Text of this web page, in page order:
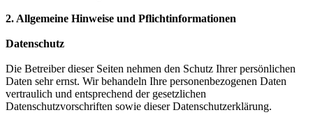
2. Allgemeine Hinweise und Pflichtinformationen
Datenschutz
Die Betreiber dieser Seiten nehmen den Schutz Ihrer persönlichen
Daten sehr ernst. Wir behandeln Ihre personenbezogenen Daten
vertraulich und entsprechend der gesetzlichen
Datenschutzvorschriften sowie dieser Datenschutzerklärung.